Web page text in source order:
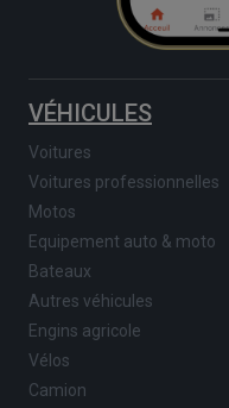
VÉHICULES
Voitures
Voitures professionnelles
Motos
Equipement auto & moto
Bateaux
Autres véhicules
Engins agricole
Vélos
Camion